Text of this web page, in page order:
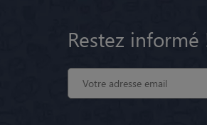
Restez informé